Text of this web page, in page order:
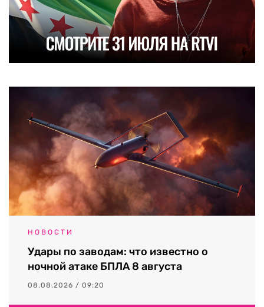
НОВОСТИ
Удары по заводам: что известно о
ночной атаке БПЛА 8 августа
08.08.2026 / 09:20